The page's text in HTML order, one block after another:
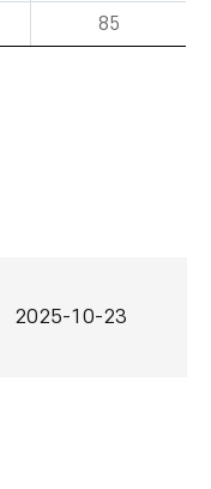
85
2025-10-23